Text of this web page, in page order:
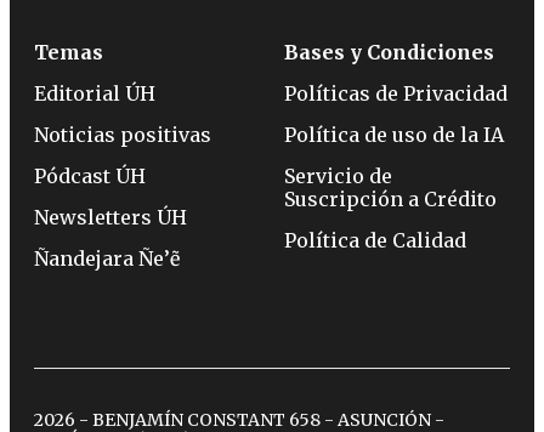
Temas
Editorial ÚH
Noticias positivas
Pódcast ÚH
Newsletters ÚH
Ñandejara Ñe’ẽ
Bases y Condiciones
Políticas de Privacidad
Política de uso de la IA
Servicio de
Suscripción a Crédito
Política de Calidad
2026 - BENJAMÍN CONSTANT 658 - ASUNCIÓN -